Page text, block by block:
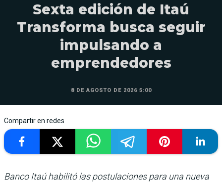
Sexta edición de Itaú
Transforma busca seguir
impulsando a
emprendedores
8 DE AGOSTO DE 2026 5:00
Compartir en redes
Banco Itaú habilitó las postulaciones para una nueva